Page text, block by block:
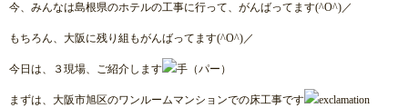
今、みんなは島根県のホテルの工事に行って、がんばってます(^O^)／
もちろん、大阪に残り組もがんばってます(^O^)／
今日は、３現場、ご紹介します
まずは、大阪市旭区のワンルームマンションでの床工事です